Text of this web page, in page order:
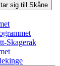
sig till Skåne
Skagerak